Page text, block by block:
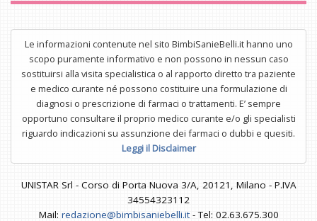
Le informazioni contenute nel sito BimbiSanieBelli.it hanno uno
scopo puramente informativo e non possono in nessun caso
sostituirsi alla visita specialistica o al rapporto diretto tra paziente
e medico curante né possono costituire una formulazione di
diagnosi o prescrizione di farmaci o trattamenti. E’ sempre
opportuno consultare il proprio medico curante e/o gli specialisti
riguardo indicazioni su assunzione dei farmaci o dubbi e quesiti.
Leggi il Disclaimer
UNISTAR Srl - Corso di Porta Nuova 3/A, 20121, Milano - P.IVA
34554323112
Mail: redazione@bimbisaniebelli.it- Tel: 02.63.675.300